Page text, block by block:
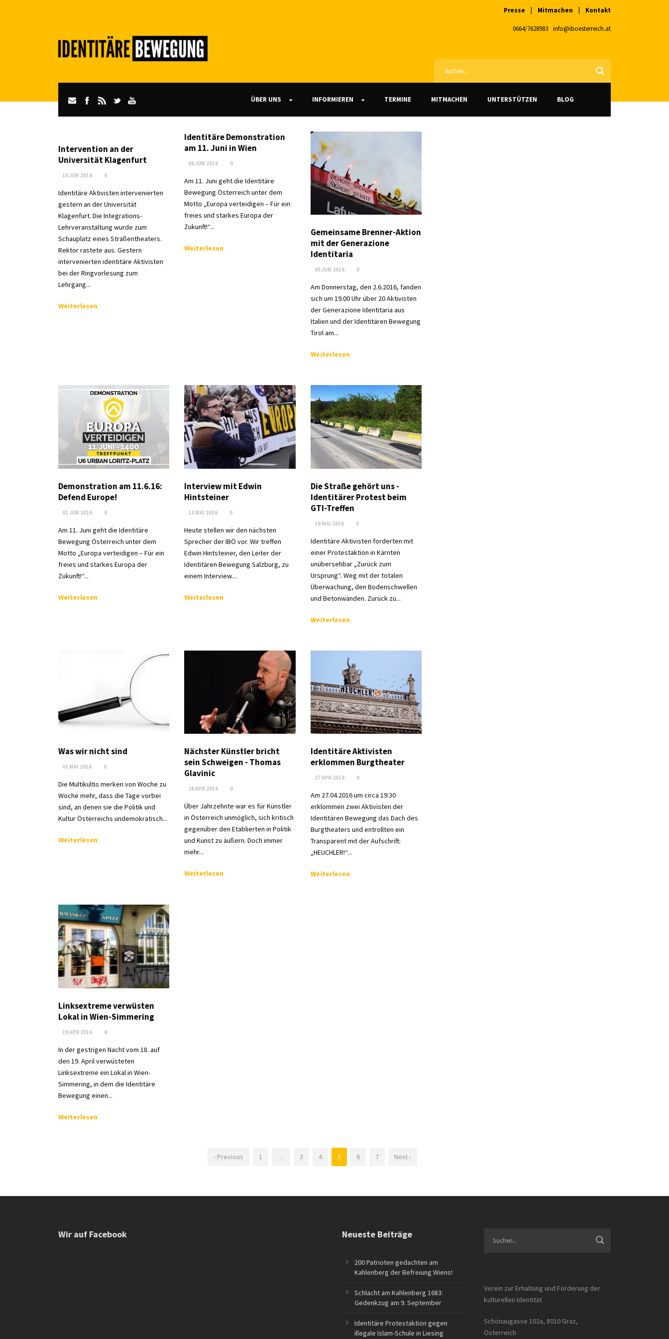
Presse Mitmachen Kontakt
0664/7628983 info@iboesterreich.at
ÜBER UNS INFORMIEREN TERMINE MITMACHEN UNTERSTÜTZEN BLOG
Intervention an der
Universität Klagenfurt
10 JUN 2016 0
Identitäre Aktivisten intervenierten
gestern an der Universität
Klagenfurt. Die Integrations-
Lehrveranstaltung wurde zum
Schauplatz eines Straßentheaters.
Rektor rastete aus. Gestern
intervenierten identitäre Aktivisten
bei der Ringvorlesung zum
Lehrgang...
Weiterlesen
Identitäre Demonstration
am 11. Juni in Wien
06 JUN 2016 0
Am 11. Juni geht die Identitäre
Bewegung Österreich unter dem
Motto „Europa verteidigen – Für ein
freies und starkes Europa der
Zukunft!“...
Weiterlesen
Gemeinsame Brenner-Aktion
mit der Generazione
Identitaria
05 JUN 2016 0
Am Donnerstag, den 2.6.2016, fanden
sich um 19.00 Uhr über 20 Aktivisten
der Generazione Identitaria aus
Italien und der Identitären Bewegung
Tirol am...
Weiterlesen
Demonstration am 11.6.16:
Defend Europe!
01 JUN 2016 0
Am 11. Juni geht die Identitäre
Bewegung Österreich unter dem
Motto „Europa verteidigen – Für ein
freies und starkes Europa der
Zukunft!“...
Weiterlesen
Interview mit Edwin
Hintsteiner
13 MAI 2016 0
Heute stellen wir den nächsten
Sprecher der IBÖ vor. Wir treffen
Edwin Hintsteiner, den Leiter der
Identitären Bewegung Salzburg, zu
einem Interview....
Weiterlesen
Die Straße gehört uns -
Identitärer Protest beim
GTI-Treffen
10 MAI 2016 0
Identitäre Aktivisten forderten mit
einer Protestaktion in Kärnten
unübersehbar „Zurück zum
Ursprung“. Weg mit der totalen
Überwachung, den Bodenschwellen
und Betonwänden. Zurück zu...
Weiterlesen
Was wir nicht sind
01 MAI 2016 0
Die Multikultis merken von Woche zu
Woche mehr, dass die Tage vorbei
sind, an denen sie die Politik und
Kultur Österreichs undemokratisch...
Weiterlesen
Nächster Künstler bricht
sein Schweigen - Thomas
Glavinic
28 APR 2016 0
Über Jahrzehnte war es für Künstler
in Österreich unmöglich, sich kritisch
gegenüber den Etablierten in Politik
und Kunst zu äußern. Doch immer
mehr...
Weiterlesen
Identitäre Aktivisten
erklommen Burgtheater
27 APR 2016 0
Am 27.04.2016 um circa 19:30
erklommen zwei Aktivisten der
Identitären Bewegung das Dach des
Burgtheaters und entrollten ein
Transparent mit der Aufschrift:
„HEUCHLER!“...
Weiterlesen
Linksextreme verwüsten
Lokal in Wien-Simmering
19 APR 2016 0
In der gestrigen Nacht vom 18. auf
den 19. April verwüsteten
Linksextreme ein Lokal in Wien-
Simmering, in dem die Identitäre
Bewegung einen...
Weiterlesen
‹ Previous 1 … 3 4 5 6 7 Next ›
Wir auf Facebook Neueste Beiträge
200 Patrioten gedachten am
Kahlenberg der Befreiung Wiens!
Schlacht am Kahlenberg 1683:
Gedenkzug am 9. September
Identitäre Protestaktion gegen
illegale Islam-Schule in Liesing
Verein zur Erhaltung und Förderung der
kulturellen Identität
Schönaugasse 102a, 8010 Graz,
Österreich